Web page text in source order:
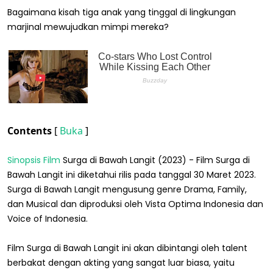
Bagaimana kisah tiga anak yang tinggal di lingkungan
marjinal mewujudkan mimpi mereka?
Contents [ Buka ]
Sinopsis Film Surga di Bawah Langit (2023) - Film Surga di
Bawah Langit ini diketahui rilis pada tanggal 30 Maret 2023.
Surga di Bawah Langit mengusung genre Drama, Family,
dan Musical dan diproduksi oleh Vista Optima Indonesia dan
Voice of Indonesia.
Film Surga di Bawah Langit ini akan dibintangi oleh talent
berbakat dengan akting yang sangat luar biasa, yaitu